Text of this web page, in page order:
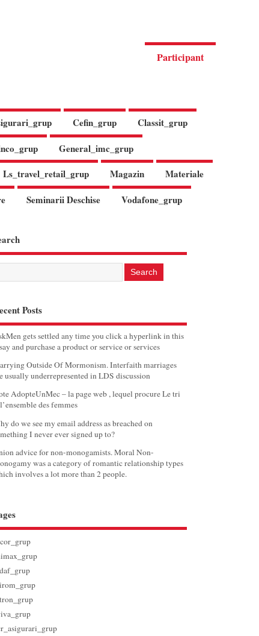
Participant
Cefin_grup
Classit_grup
General_imc_grup
Ls_travel_retail_grup Magazin
Materiale
Seminarii Deschise Vodafone_grup
Posts
gets settled any time you click a hyperlink in this
and purchase a product or service or services
Outside Of Mormonism. Interfaith marriages
usually underrepresented in LDS discussion
AdopteUnMec – la page web , lequel procure Le tri
des femmes
do we see my email address as breached on
I never ever signed up to?
advice for non-monogamists. Moral Non-
was a category of romantic relationship types
involves a lot more than 2 people.